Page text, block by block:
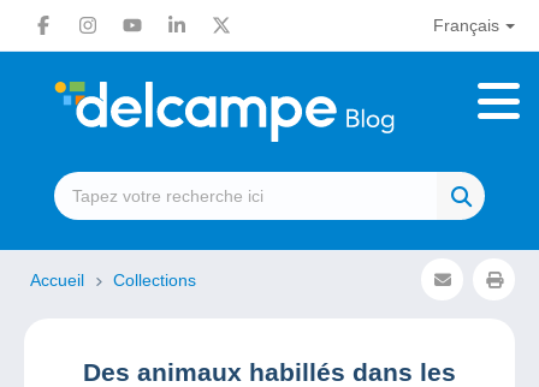
Français
Accueil Collections
Des animaux habillés dans les